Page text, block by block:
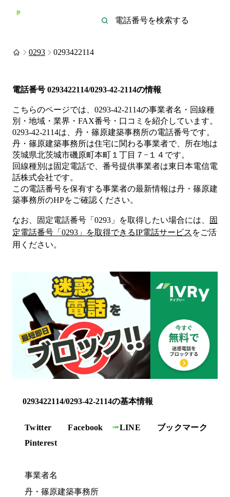
0293 0293422114
電話番号 0293422114/0293-42-2114の情報
こちらのページでは、 0293-42-2114の事業者名・回線種
別・地域・業界・FAX番号・口コミを紹介しています。
0293-42-2114は、 丹・篠原建築事務所の電話番号です。
丹・篠原建築事務所は住宅に関わる事業者で、所在地は
茨城県北茨城市磯原町本町１丁目７−１４ です。
回線種別は固定電話で、番号提供事業者は東日本電信電
話株式会社です。
この電話番号を保有する事業者の最新情報は丹・篠原建
築事務所のHPをご確認ください。
なお、固定電話番号「 0293 」を取得したい場合には、
固
定電話番号「 0293 」を取得できるIP電話サービス をご活
用ください。
0293422114/0293-42-2114の基本情報
Twitter Facebook LINE
ブックマーク
Pinterest
事業者名
丹・篠原建築事務所